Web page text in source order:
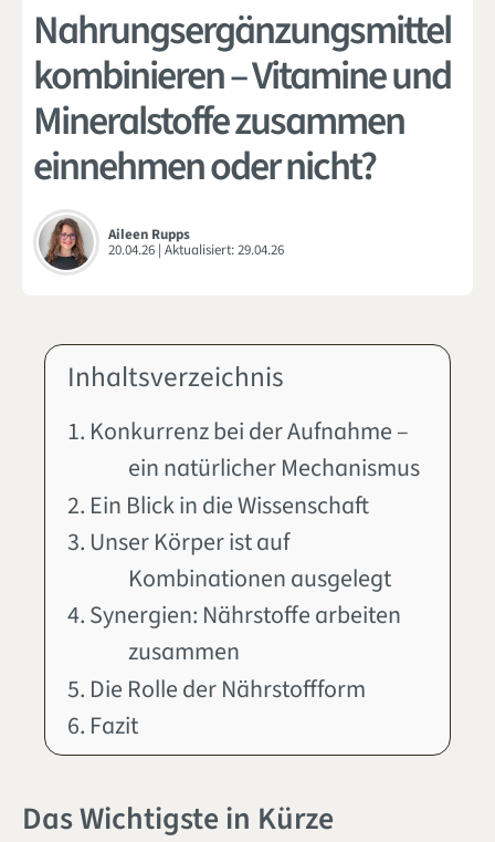
Nahrungsergänzungsmittel
kombinieren – Vitamine und
Mineralstoffe zusammen
einnehmen oder nicht?
Aileen Rupps
20.04.26 | Aktualisiert:29.04.26
Inhaltsverzeichnis
1. Konkurrenz bei der Aufnahme –
ein natürlicher Mechanismus
2. Ein Blick in die Wissenschaft
3. Unser Körper ist auf
Kombinationen ausgelegt
4. Synergien: Nährstoffe arbeiten
zusammen
5. Die Rolle der Nährstoffform
6. Fazit
Das Wichtigste in Kürze